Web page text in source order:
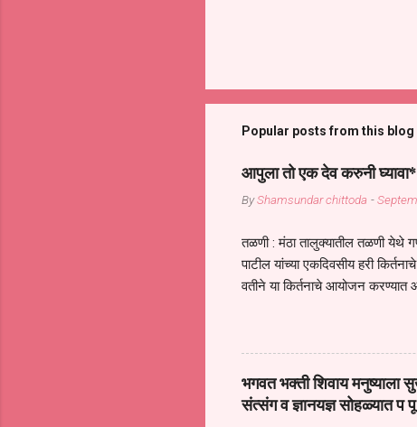
Popular posts from this blog
आपुला तो एक देव करुनी
ByShamsundar chittoda -
तळणी : मंठा तालुक्यातील तळणी येथे
पाटील यांच्या एकदिवसीय हरी
वतीने या किर्तनाचे आयोजन
जातीच्या परीक्षेचा काळ आहे
महामारीतून जर आपल्याला वाचायचे
सप्रदायच खूप मोठा आधार आहे सध्य
गरजा कीती कमी आहेत यांची जाणीव
आधार असते परतू आज काल तीच
भगवत भक्ती शिवाय मनुष्याला
संत्संग व ज्ञानयज्ञ सोहळ्यात प